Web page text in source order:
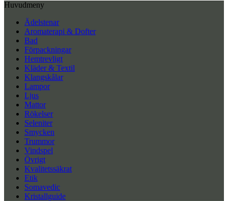
Huvudmeny
Ädelstenar
Aromaterapi & Dofter
Bad
Förpackningar
Hemtrevligt
Kläder & Textil
Klangskålar
Lampor
Ljus
Mattor
Rökelser
Seleniter
Smycken
Trummor
Vindspel
Övrigt
Kvalitetssäkrat
Etik
Somavedic
Kristallguide